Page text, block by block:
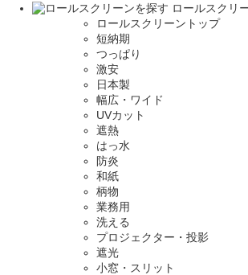
ロールスクリ
ロールスクリーントップ
短納期
つっぱり
激安
日本製
幅広・ワイド
UVカット
遮熱
はっ水
防炎
和紙
柄物
業務用
洗える
プロジェクター・投影
遮光
小窓・スリット